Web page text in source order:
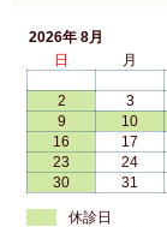
2026年 8月
日
月
2
3
9
10
16
17
23
24
30
31
休診日